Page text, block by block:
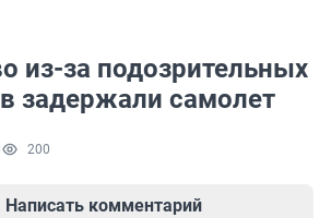
из-за подозрительных
задержали самолет
200
Написать комментарий